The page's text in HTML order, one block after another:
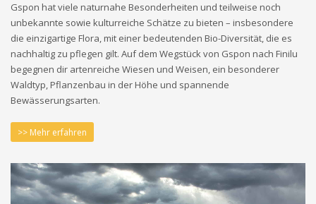
Gspon hat viele naturnahe Besonderheiten und teilweise noch
unbekannte sowie kulturreiche Schätze zu bieten – insbesondere
die einzigartige Flora, mit einer bedeutenden Bio-Diversität, die es
nachhaltig zu pflegen gilt. Auf dem Wegstück von Gspon nach Finilu
begegnen dir artenreiche Wiesen und Weisen, ein besonderer
Waldtyp, Pflanzenbau in der Höhe und spannende
Bewässerungsarten.
>> Mehr erfahren